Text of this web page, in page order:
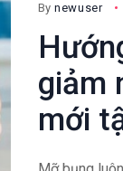
Bynewuser
giảm
mới